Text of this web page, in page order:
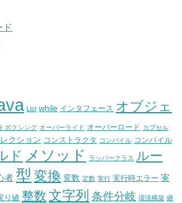
ド
List while インタフェース オブジェ
ボクシング オーバーライド オーバーロード カプセル
クション コンストラクタ コンパイル コンパイル
ド メソッド ラッパークラス ルー
者 型 変換 変数 定数 実行 実行時エラー 実
り値 整数 文字列 条件分岐 環境構築 継